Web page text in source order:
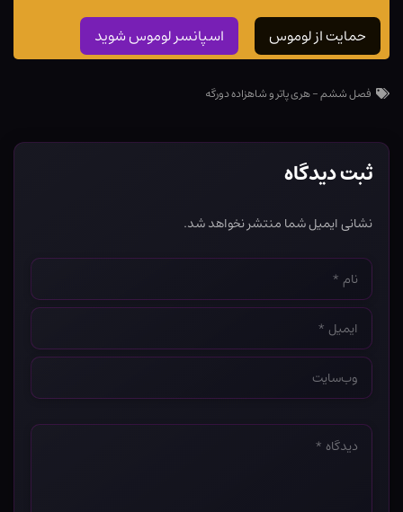
حمایت از لوموس اسپانسر لوموس شوید
فصل ششم - هری پاتر و شاهزاده دورگه
ثبت دیدگاه
نشانی ایمیل شما منتشر نخواهد شد.
نام
*
ایمیل
*
وب‌سایت
*
دیدگاه